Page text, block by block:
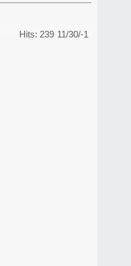
11/30/-1
Hits: 239